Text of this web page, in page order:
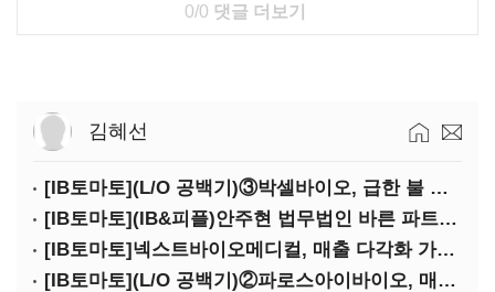
0/0 댓글 더보기
김혜선
[IB토마토](L/O 공백기)③박셀바이오, 급한 불 껐지만…본업 성과 '감감무소식'
[IB토마토](IB&피플)안주현 법무법인 바른 파트너 변호사
[IB토마토]넥스트바이오메디컬, 매출 다각화 가속…IPO 보람 '쑥쑥'
[IB토마토](L/O 공백기)②파로스아이바이오, 매출 0원 '불명예'…목표 안갯속